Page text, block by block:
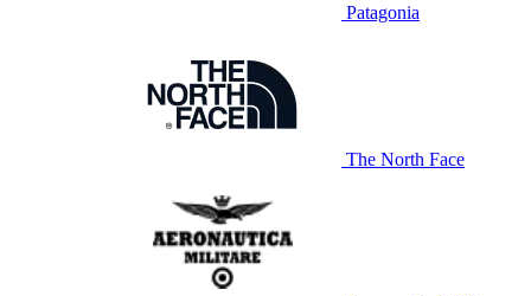
Patagonia
The North Face